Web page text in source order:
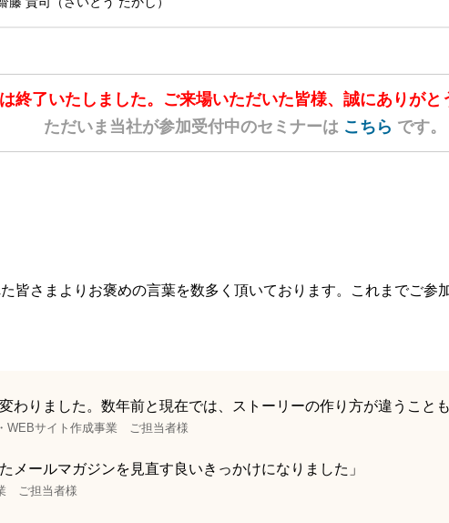
終了いたしました。 ご来場いただいた皆様、 誠にありがと
ただいま当社が参加受付中のセミナーは こちら です。
皆さまよりお褒めの言葉を数多く頂いております。これまでご参
わりました。数年前と現在では、ストーリーの作り方が違うこと
WEBサイト作成事業 ご担当者様
メールマガジンを見直す良いきっかけになりました」
ご担当者様